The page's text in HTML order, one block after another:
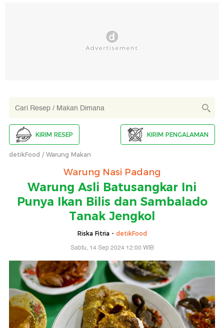
KIRIM RESEP KIRIM PENGALAMAN
detikFood Warung Makan
Warung Nasi Padang
Warung Asli Batusangkar Ini
Punya Ikan Bilis dan Sambalado
Tanak Jengkol
Riska Fitria - detikFood
Sabtu, 14 Sep 2024 12:00 WIB